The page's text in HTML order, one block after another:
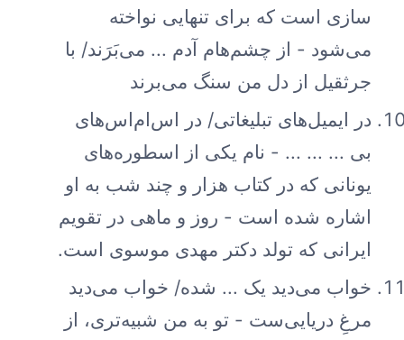
سازی است که برای تنهایی نواخته
می‌شود - از چشم‌هام آدم ... می‌بَرَند/ با
جرثقیل از دل من سنگ می‌برند
در ایمیل‌های تبلیغاتی/ در اس‌ام‌اس‌های
بی‌ ... ... ... - نام یکی از اسطوره‌های
یونانی که در کتاب هزار و چند شب به او
اشاره شده است - روز و ماهی در تقویم
ایرانی که تولد دکتر مهدی موسوی است.
خواب می‌دید یک ... شده/ خواب می‌دید
مرغِ دریایی‌ست - تو به من شبیه‌تری، از